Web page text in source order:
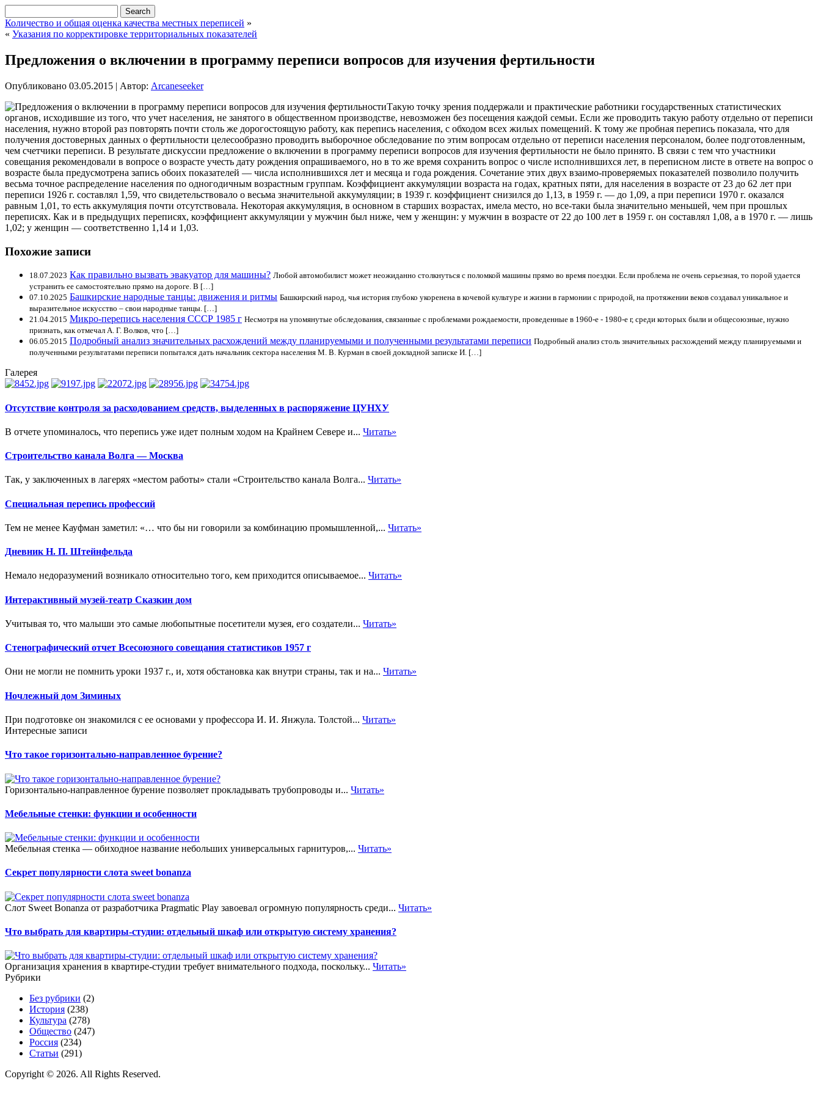
Количество и общая оценка качества местных переписей »
« Указания по корректировке территориальных показателей
Предложения о включении в программу переписи вопросов для изучения фертильности
Опубликовано 03.05.2015 | Автор: Arcaneseeker
Такую точку зрения поддержали и практические работники государственных статистических
органов, исходившие из того, что учет населения, не занятого в общественном производстве, невозможен без посещения каждой семьи. Если же проводить такую работу отдельно от переписи
населения, нужно второй раз повторять почти столь же дорогостоящую работу, как перепись населения, с обходом всех жилых помещений. К тому же пробная перепись показала, что для
получения достоверных данных о фертильности целесообразно проводить выборочное обследование по этим вопросам отдельно от переписи населения персоналом, более подготовленным,
чем счетчики переписи. В результате дискуссии предложение о включении в программу переписи вопросов для изучения фертильности не было принято. В связи с тем что участники
совещания рекомендовали в вопросе о возрасте учесть дату рождения опрашиваемого, но в то же время сохранить вопрос о числе исполнившихся лет, в переписном листе в ответе на вопрос о
возрасте была предусмотрена запись обоих показателей — числа исполнившихся лет и месяца и года рождения. Сочетание этих двух взаимо-проверяемых показателей позволило получить
весьма точное распределение населения по одногодичным возрастным группам. Коэффициент аккумуляции возраста на годах, кратных пяти, для населения в возрасте от 23 до 62 лет при
переписи 1926 г. составлял 1,59, что свидетельствовало о весьма значительной аккумуляции; в 1939 г. коэффициент снизился до 1,13, в 1959 г. — до 1,09, а при переписи 1970 г. оказался
равным 1,01, то есть аккумуляция почти отсутствовала. Некоторая аккумуляция, в основном в старших возрастах, имела место, но все-таки была значительно меньшей, чем при прошлых
переписях. Как и в предыдущих переписях, коэффициент аккумуляции у мужчин был ниже, чем у женщин: у мужчин в возрасте от 22 до 100 лет в 1959 г. он составлял 1,08, а в 1970 г. — лишь
1,02; у женщин — соответственно 1,14 и 1,03.
Похожие записи
18.07.2023 Как правильно вызвать эвакуатор для машины? Любой автомобилист может неожиданно столкнуться с поломкой машины прямо во время поездки. Если проблема не очень серьезная, то порой удается
устранить ее самостоятельно прямо на дороге. В […]
07.10.2025 Башкирские народные танцы: движения и ритмы Башкирский народ, чья история глубоко укоренена в кочевой культуре и жизни в гармонии с природой, на протяжении веков создавал уникальное и
выразительное искусство – свои народные танцы. […]
21.04.2015 Микро-перепись населения СССР 1985 г Несмотря на упомянутые обследования, связанные с проблемами рождаемости, проведенные в 1960-е - 1980-е г, среди которых были и общесоюзные, нужно
признать, как отмечал А. Г. Волков, что […]
06.05.2015 Подробный анализ значительных расхождений между планируемыми и полученными результатами переписи Подробный анализ столь значительных расхождений между планируемыми и
полученными результатами переписи попытался дать начальник сектора населения М. В. Курман в своей докладной записке И. […]
Галерея
Отсутствие контроля за расходованием средств, выделенных в распоряжение ЦУНХУ
В отчете упоминалось, что перепись уже идет полным ходом на Крайнем Севере и... Читать»
Строительство канала Волга — Москва
Так, у заключенных в лагерях «местом работы» стали «Строительство канала Волга... Читать»
Специальная перепись профессий
Тем не менее Кауфман заметил: «… что бы ни говорили за комбинацию промышленной,... Читать»
Дневник Н. П. Штейнфельда
Немало недоразумений возникало относительно того, кем приходится описываемое... Читать»
Интерактивный музей-театр Сказкин дом
Учитывая то, что малыши это самые любопытные посетители музея, его создатели... Читать»
Стенографический отчет Всесоюзного совещания статистиков 1957 г
Они не могли не помнить уроки 1937 г., и, хотя обстановка как внутри страны, так и на... Читать»
Ночлежный дом Зиминых
При подготовке он знакомился с ее основами у профессора И. И. Янжула. Толстой... Читать»
Интересные записи
Что такое горизонтально-направленное бурение?
Горизонтально-направленное бурение позволяет прокладывать трубопроводы и... Читать»
Мебельные стенки: функции и особенности
Мебельная стенка — обиходное название небольших универсальных гарнитуров,... Читать»
Секрет популярности слота sweet bonanza
Слот Sweet Bonanza от разработчика Pragmatic Play завоевал огромную популярность среди... Читать»
Что выбрать для квартиры-студии: отдельный шкаф или открытую систему хранения?
Организация хранения в квартире-студии требует внимательного подхода, поскольку... Читать»
Рубрики
Без рубрики (2)
История (238)
Культура (278)
Общество (247)
Россия (234)
Статьи (291)
Copyright © 2026. All Rights Reserved.